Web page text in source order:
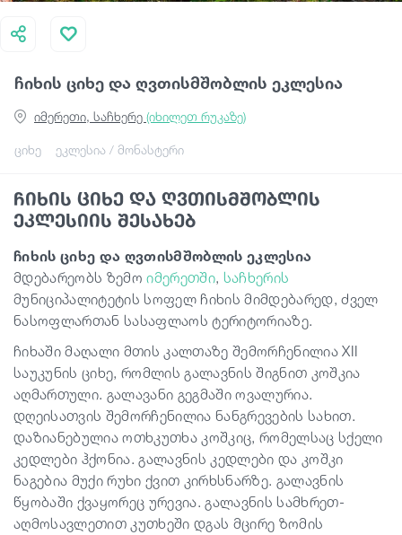
რა ვნახოთ
გიდები
საქართველო
ჩიხის ციხე და ღვთისმშობლის ეკლესია
ციხე ეკლესია / მონასტერი
იმერეთი, საჩხერე (იხილეთ რუკაზე)
ჩიხის ციხე და ღვთისმშობლის
ეკლესიის შესახებ
ჩიხის ციხე და ღვთისმშობლის ეკლესია
მდებარეობს ზემოიმერეთში, საჩხერის
მუნიციპალიტეტის სოფელ ჩიხის მიმდებარედ, ძველ
ნასოფლართან სასაფლაოს ტერიტორიაზე.
ჩიხაში მაღალი მთის კალთაზე შემორჩენილია XII
საუკუნის ციხე, რომლის გალავნის შიგნით კოშკია
აღმართული. გალავანი გეგმაში ოვალურია.
დღეისათვის შემორჩენილია ნანგრევების სახით.
დაზიანებულია ოთხკუთხა კოშკიც, რომელსაც სქელი
კედლები ჰქონია. გალავნის კედლები და კოშკი
ნაგებია მუქი რუხი ქვით კირხსნარზე. გალავნის
წყობაში ქვაყორეც ურევია. გალავნის სამხრეთ-
აღმოსავლეთით კუთხეში დგას მცირე ზომის